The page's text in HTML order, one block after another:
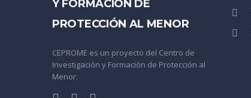
Y FORMACIÓN DE
PROTECCIÓN AL MENOR
CEPROME es un proyecto del Centro de
Investigación y Formación de Protección al
Menor.